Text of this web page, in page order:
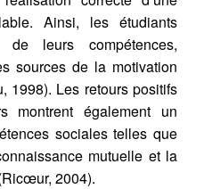
Ainsi, les étudiants
leurs compétences,
sources de la motivation
1998). Les retours positifs
montrent également un
sociales telles que
mutuelle et la
2004).